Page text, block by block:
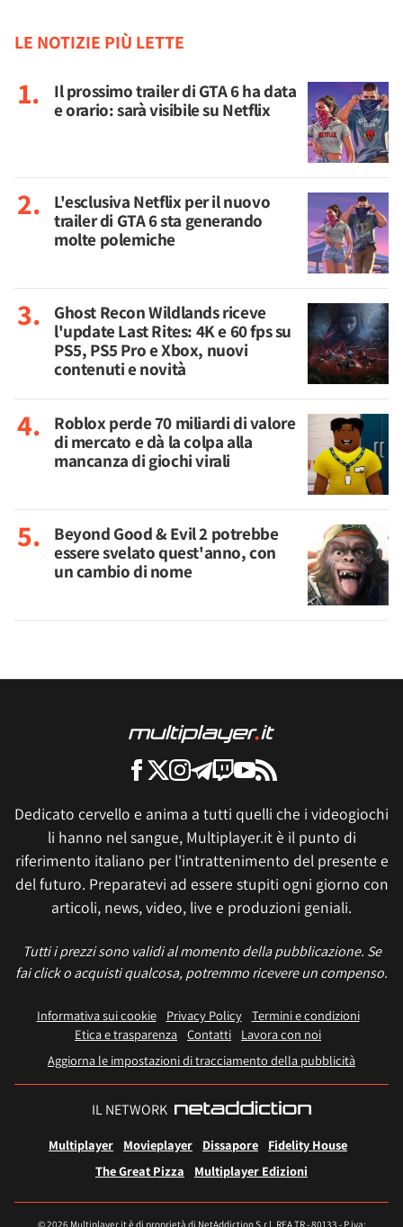
LE NOTIZIE PIÙ LETTE
Il prossimo trailer di GTA 6 ha data
e orario: sarà visibile su Netflix
L'esclusiva Netflix per il nuovo
trailer di GTA 6 sta generando
molte polemiche
Ghost Recon Wildlands riceve
l'update Last Rites: 4K e 60 fps su
PS5, PS5 Pro e Xbox, nuovi
contenuti e novità
Roblox perde 70 miliardi di valore
di mercato e dà la colpa alla
mancanza di giochi virali
Beyond Good & Evil 2 potrebbe
essere svelato quest'anno, con
un cambio di nome
Dedicato cervello e anima a tutti quelli che i videogiochi
li hanno nel sangue, Multiplayer.it è il punto di
riferimento italiano per l'intrattenimento del presente e
del futuro. Preparatevi ad essere stupiti ogni giorno con
articoli, news, video, live e produzioni geniali.
Tutti i prezzi sono validi al momento della pubblicazione. Se
fai click o acquisti qualcosa, potremmo ricevere un compenso.
Informativa sui cookie Privacy Policy
Termini e condizioni
Etica e trasparenza Contatti
Lavora con noi
Aggiorna le impostazioni di tracciamento della pubblicità
IL NETWORK
Multiplayer Movieplayer Dissapore
Fidelity House
The Great Pizza
Multiplayer Edizioni
© 2026 Multiplayer.it è di proprietà di NetAddiction S.r.l. REA TR - 80133 - P.iva: